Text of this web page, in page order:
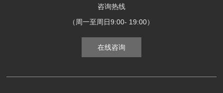
咨询热线
（周一至周日9:00- 19:00）
在线咨询